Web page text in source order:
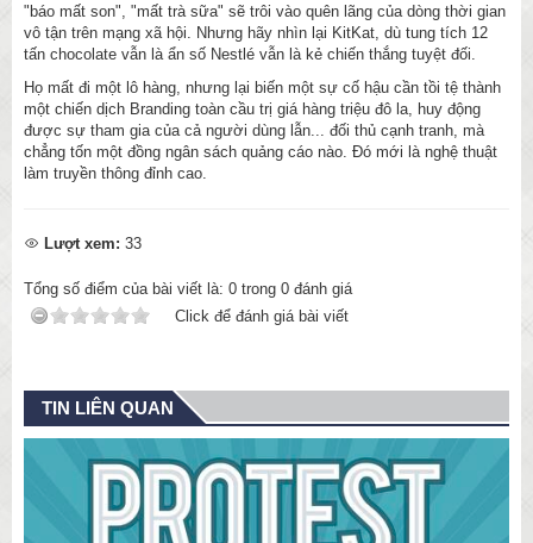
"báo mất son", "mất trà sữa" sẽ trôi vào quên lãng của dòng thời gian
vô tận trên mạng xã hội. Nhưng hãy nhìn lại KitKat, dù tung tích 12
tấn chocolate vẫn là ẩn số Nestlé vẫn là kẻ chiến thắng tuyệt đối.
Họ mất đi một lô hàng, nhưng lại biến một sự cố hậu cần tồi tệ thành
một chiến dịch Branding toàn cầu trị giá hàng triệu đô la, huy động
được sự tham gia của cả người dùng lẫn... đối thủ cạnh tranh, mà
chẳng tốn một đồng ngân sách quảng cáo nào. Đó mới là nghệ thuật
làm truyền thông đỉnh cao.
Lượt xem: 33
Tổng số điểm của bài viết là: 0 trong 0 đánh giá
Click để đánh giá bài viết
TIN LIÊN QUAN